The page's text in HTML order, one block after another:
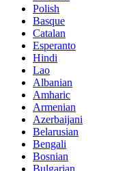
Polish
Basque
Catalan
Esperanto
Hindi
Lao
Albanian
Amharic
Armenian
Azerbaijani
Belarusian
Bengali
Bosnian
Bulgarian